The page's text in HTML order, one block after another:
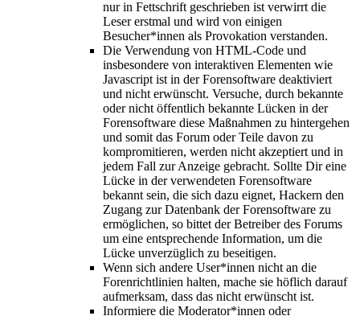
nur in Fettschrift geschrieben ist verwirrt die
Leser erstmal und wird von einigen
Besucher*innen als Provokation verstanden.
Die Verwendung von HTML-Code und
insbesondere von interaktiven Elementen wie
Javascript ist in der Forensoftware deaktiviert
und nicht erwünscht. Versuche, durch bekannte
oder nicht öffentlich bekannte Lücken in der
Forensoftware diese Maßnahmen zu hintergehen
und somit das Forum oder Teile davon zu
kompromitieren, werden nicht akzeptiert und in
jedem Fall zur Anzeige gebracht. Sollte Dir eine
Lücke in der verwendeten Forensoftware
bekannt sein, die sich dazu eignet, Hackern den
Zugang zur Datenbank der Forensoftware zu
ermöglichen, so bittet der Betreiber des Forums
um eine entsprechende Information, um die
Lücke unverzüglich zu beseitigen.
Wenn sich andere User*innen nicht an die
Forenrichtlinien halten, mache sie höflich darauf
aufmerksam, dass das nicht erwünscht ist.
Informiere die Moderator*innen oder